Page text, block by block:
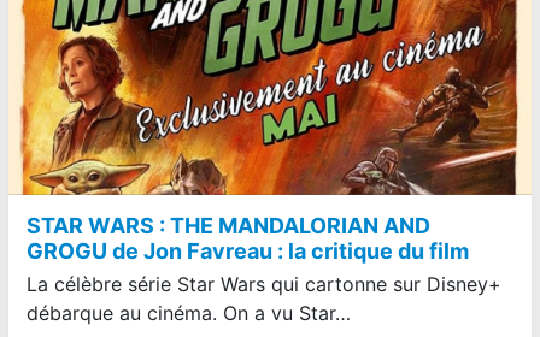
STAR WARS : THE MANDALORIAN AND
GROGU de Jon Favreau : la critique du film
La célèbre série Star Wars qui cartonne sur Disney+
débarque au cinéma. On a vu Star…